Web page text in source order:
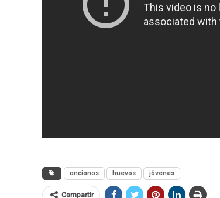
ancianos huevos jóvenes
Compartir